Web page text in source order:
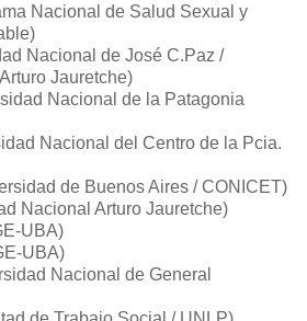
Nacional de Salud Sexual y
Nacional de José C.Paz /
Jauretche)
Nacional de la Patagonia
Nacional del Centro de la Pcia.
de Buenos Aires / CONICET)
Nacional Arturo Jauretche)
UBA)
UBA)
Nacional de General